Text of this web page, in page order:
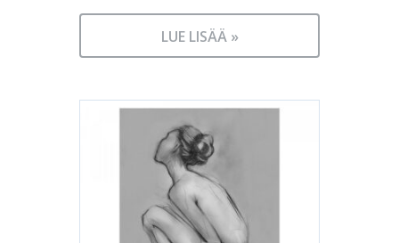
LUE LISÄÄ »